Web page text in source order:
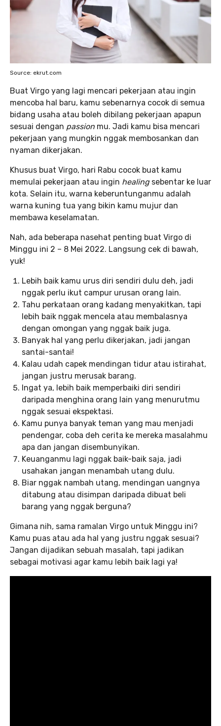
Source: ekrut.com
Buat Virgo yang lagi mencari pekerjaan atau ingin
mencoba hal baru, kamu sebenarnya cocok di semua
bidang usaha atau boleh dibilang pekerjaan apapun
sesuai dengan passion mu. Jadi kamu bisa mencari
pekerjaan yang mungkin nggak membosankan dan
nyaman dikerjakan.
Khusus buat Virgo, hari Rabu cocok buat kamu
memulai pekerjaan atau ingin healing sebentar ke luar
kota. Selain itu, warna keberuntunganmu adalah
warna kuning tua yang bikin kamu mujur dan
membawa keselamatan.
Nah, ada beberapa nasehat penting buat Virgo di
Minggu ini 2 – 8 Mei 2022. Langsung cek di bawah,
yuk!
Lebih baik kamu urus diri sendiri dulu deh, jadi
nggak perlu ikut campur urusan orang lain.
Tahu perkataan orang kadang menyakitkan, tapi
lebih baik nggak mencela atau membalasnya
dengan omongan yang nggak baik juga.
Banyak hal yang perlu dikerjakan, jadi jangan
santai-santai!
Kalau udah capek mendingan tidur atau istirahat,
jangan justru merusak barang.
Ingat ya, lebih baik memperbaiki diri sendiri
daripada menghina orang lain yang menurutmu
nggak sesuai ekspektasi.
Kamu punya banyak teman yang mau menjadi
pendengar, coba deh cerita ke mereka masalahmu
apa dan jangan disembunyikan.
Keuanganmu lagi nggak baik-baik saja, jadi
usahakan jangan menambah utang dulu.
Biar nggak nambah utang, mendingan uangnya
ditabung atau disimpan daripada dibuat beli
barang yang nggak berguna?
Gimana nih, sama ramalan Virgo untuk Minggu ini?
Kamu puas atau ada hal yang justru nggak sesuai?
Jangan dijadikan sebuah masalah, tapi jadikan
sebagai motivasi agar kamu lebih baik lagi ya!